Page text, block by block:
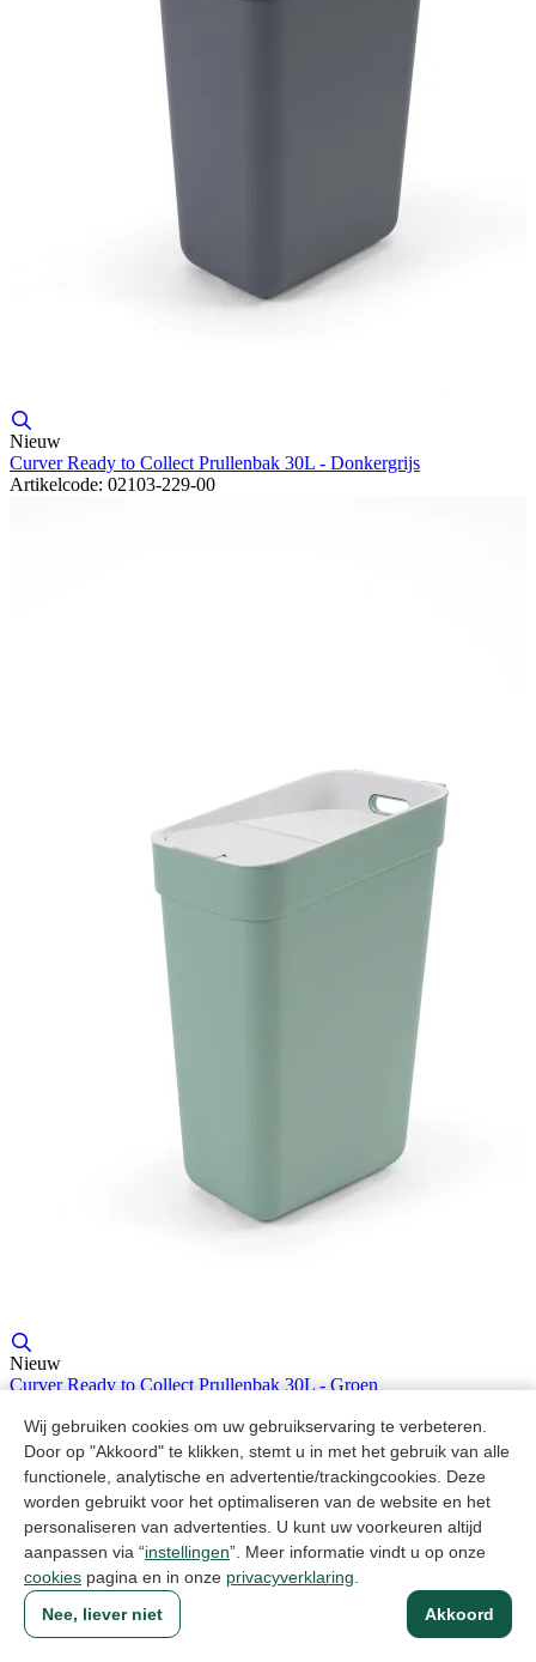
Wij gebruiken cookies om uw gebruikservaring te verbeteren.
Door op "Akkoord" te klikken, stemt u in met het gebruik van alle
functionele, analytische en advertentie/trackingcookies. Deze
worden gebruikt voor het optimaliseren van de website en het
personaliseren van advertenties. U kunt uw voorkeuren altijd
aanpassen via “instellingen”. Meer informatie vindt u op onze
cookies pagina en in onze privacyverklaring
Akkoord
Nee, liever niet
Nieuw
Curver Ready to Collect Prullenbak 30L - Donkergrijs
Artikelcode: 02103-229-00
Nieuw
Curver Ready to Collect Prullenbak 30L - Groen